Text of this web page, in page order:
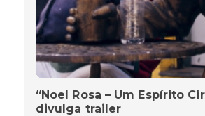
“Noel Rosa – Um Espírito
divulga trailer